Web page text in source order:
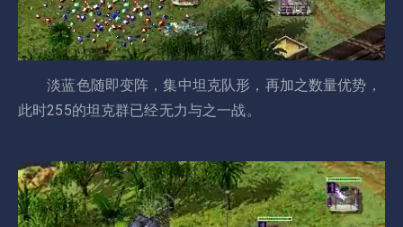
淡蓝色随即变阵，集中坦克队形，再加之数量优势，
此时255的坦克群已经无力与之一战。